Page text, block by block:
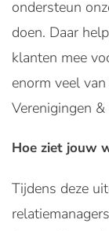
ondersteun
doen. Daar
klanten mee
enorm veel
Verenigingen
Hoe ziet jouw
Tijdens deze